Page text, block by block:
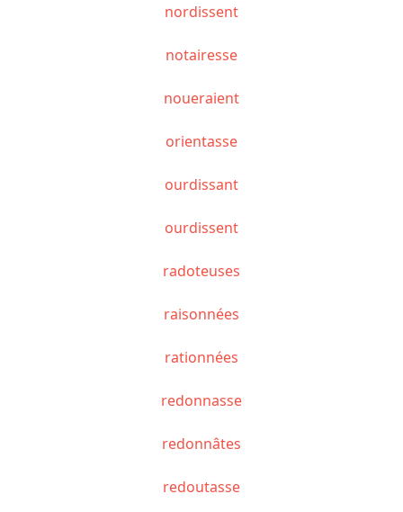
nordissent
notairesse
noueraient
orientasse
ourdissant
ourdissent
radoteuses
raisonnées
rationnées
redonnasse
redonnâtes
redoutasse